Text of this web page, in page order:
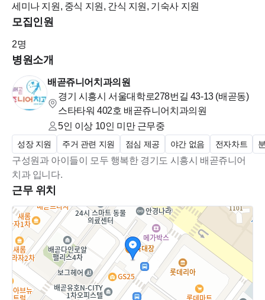
그럴 경우 치과로 이력서 넣었다고 연락주세요.
세미나 지원, 중식 지원, 간식 지원, 기숙사 지원
모집인원
2명
병원소개
배곧쥬니어치과의원
경기 시흥시 서울대학로278번길 43-13 (배곧동)
스타타워 402호 배곧쥬니어치과의원
5인 이상 10인 미만근무중
성장 지원 주거 관련 지원 점심 제공 야간 없음 전자차트
구성원과 아이들이 모두 행복한 경기도 시흥시 배곧쥬니어
치과 입니다.
근무 위치